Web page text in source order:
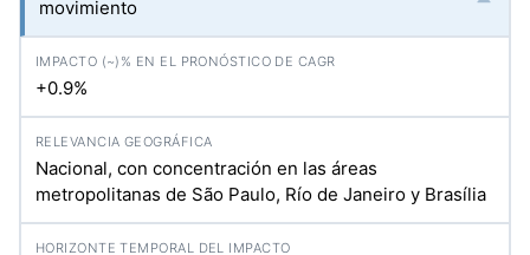
movimiento
+0.9%
Nacional, con concentración en las áreas
metropolitanas de São Paulo, Río de Janeiro y Brasília